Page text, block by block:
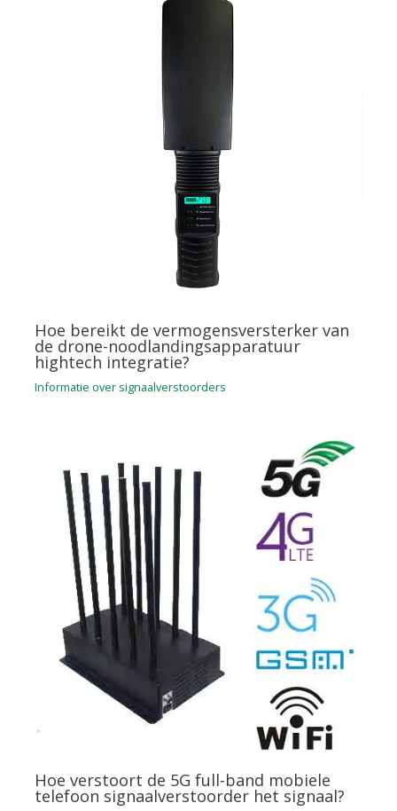
Hoe bereikt de vermogensversterker van
de drone-noodlandingsapparatuur
hightech integratie?
Informatie over signaalverstoorders
Hoe verstoort de 5G full-band mobiele
telefoon signaalverstoorder het signaal?